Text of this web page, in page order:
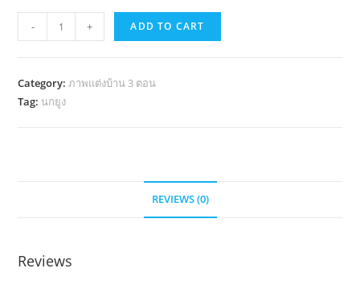
นก
3
ตอน
- + ADD TO CART
Category:ภาพแต่งบ้าน 3 ตอน
Tag: นกยูง
REVIEWS (0)
Reviews